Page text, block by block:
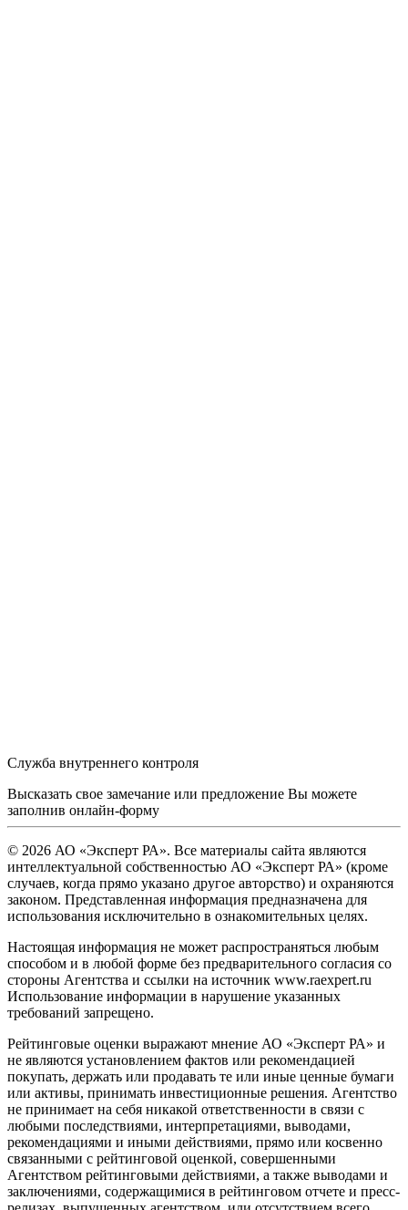
Служба внутреннего контроля
Высказать свое замечание или предложение Вы можете
заполнив онлайн-форму
© 2026 АО «Эксперт РА». Все материалы сайта являются
интеллектуальной собственностью АО «Эксперт РА» (кроме
случаев, когда прямо указано другое авторство) и охраняются
законом. Представленная информация предназначена для
использования исключительно в ознакомительных целях.
Настоящая информация не может распространяться любым
способом и в любой форме без предварительного согласия со
стороны Агентства и ссылки на источник www.raexpert.ru
Использование информации в нарушение указанных
требований запрещено.
Рейтинговые оценки выражают мнение АО «Эксперт РА» и
не являются установлением фактов или рекомендацией
покупать, держать или продавать те или иные ценные бумаги
или активы, принимать инвестиционные решения. Агентство
не принимает на себя никакой ответственности в связи с
любыми последствиями, интерпретациями, выводами,
рекомендациями и иными действиями, прямо или косвенно
связанными с рейтинговой оценкой, совершенными
Агентством рейтинговыми действиями, а также выводами и
заключениями, содержащимися в рейтинговом отчете и пресс-